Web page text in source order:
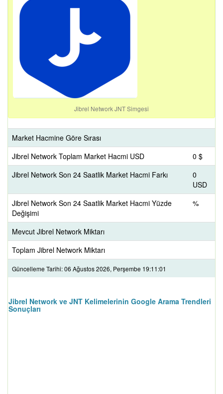
Jibrel Network JNT Simgesi
Market Hacmine Göre Sırası
Jibrel Network Toplam Market Hacmi USD
0 $
Jibrel Network Son 24 Saatlik Market Hacmi Farkı
0
USD
Jibrel Network Son 24 Saatlik Market Hacmi Yüzde
Değişimi
%
Mevcut Jibrel Network Miktarı
Toplam Jibrel Network Miktarı
Güncelleme Tarihi: 06 Ağustos 2026, Perşembe 19:11:01
Jibrel Network ve JNT Kelimelerinin Google Arama Trendleri
Sonuçları